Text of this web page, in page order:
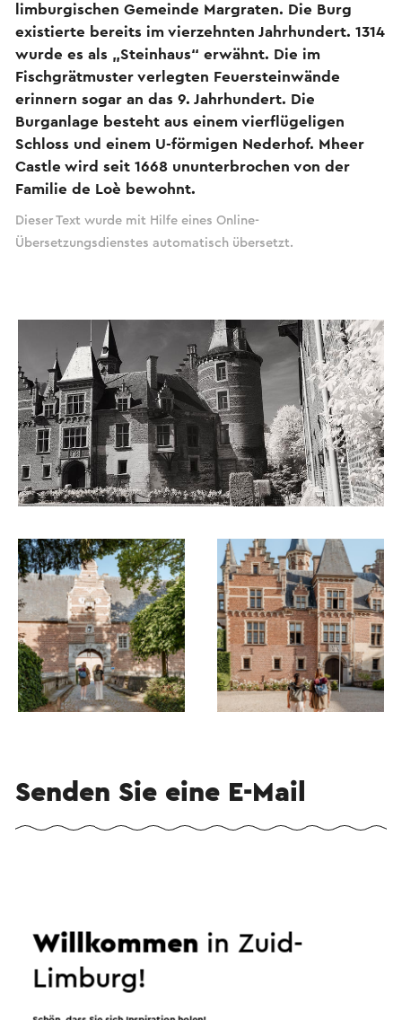
limburgischen Gemeinde Margraten. Die Burg
existierte bereits im vierzehnten Jahrhundert. 1314
wurde es als „Steinhaus“ erwähnt. Die im
Fischgrätmuster verlegten Feuersteinwände
erinnern sogar an das 9. Jahrhundert. Die
Burganlage besteht aus einem vierflügeligen
Schloss und einem U-förmigen Nederhof. Mheer
Castle wird seit 1668 ununterbrochen von der
Familie de Loè bewohnt.
Dieser Text wurde mit Hilfe eines Online-
Übersetzungsdienstes automatisch übersetzt.
Senden Sie eine E-Mail
erläutert, wie Visit Zuid-Limburg mit Ihren
persönlichen Daten umgeht.
Willkommen in Zuid-
Limburg!